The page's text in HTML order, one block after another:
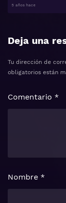
5 años hace
Deja una
Tu dirección de
obligatorios están
Comentario *
Nombre *